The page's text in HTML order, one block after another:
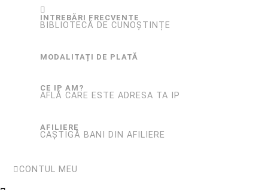
INTREBĂRI FRECVENTE
BIBLIOTECĂ DE CUNOȘTINȚE
MODALITAȚI DE PLATĂ
CE IP AM?
AFLĂ CARE ESTE ADRESA TA IP
AFILIERE
CAȘTIGĂ BANI DIN AFILIERE
CONTUL MEU